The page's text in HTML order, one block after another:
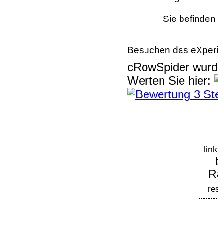
Sie
Besuchen das
cRowSpider
Werten Sie hier: